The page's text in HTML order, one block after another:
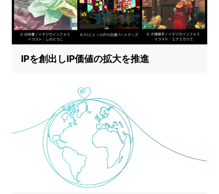
IPを創出しIP価値の拡大を推進